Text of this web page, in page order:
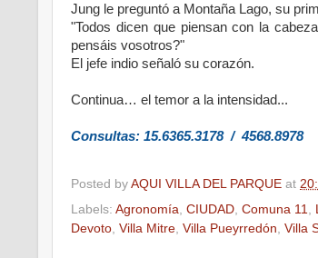
Jung le preguntó a Montaña Lago, su
"Todos dicen que piensan con la
pensáis vosotros?"
El jefe indio señaló su corazón.
Continua… el temor a la intensidad...
Consultas: 15.6365.3178 / 4568.8978
Posted by AQUI VILLA DEL PARQUE at
Labels: Agronomía CIUDAD Comuna 11
Devoto Villa Mitre Villa Pueyrredón Villa